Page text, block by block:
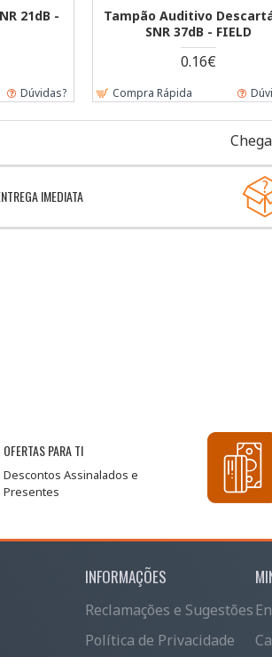
21dB -
Dúvidas?
Tampão Auditivo
SNR 37dB - FIELD
0.16€
Compra Rápida
IMEDIATA
OFERTAS PARA TI
Descontos Assinalados e
Presentes
INFORMAÇÕES
Reclamações e Sugestões
Política de Privacidade